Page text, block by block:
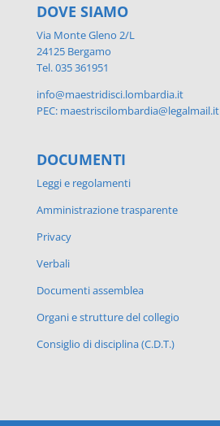
DOVE SIAMO
Via Monte Gleno 2/L
24125 Bergamo
Tel. 035 361951
info@maestridisci.lombardia.it
PEC: maestriscilombardia@legalmail.it
DOCUMENTI
Leggi e regolamenti
Amministrazione trasparente
Privacy
Verbali
Documenti assemblea
Organi e strutture del collegio
Consiglio di disciplina (C.D.T.)